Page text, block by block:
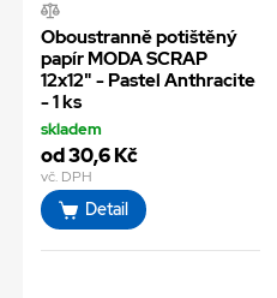
Oboustranně potištěný
papír MODA SCRAP
12x12" - Pastel Anthracite
- 1 ks
skladem
od 30,6 Kč
vč. DPH
Detail